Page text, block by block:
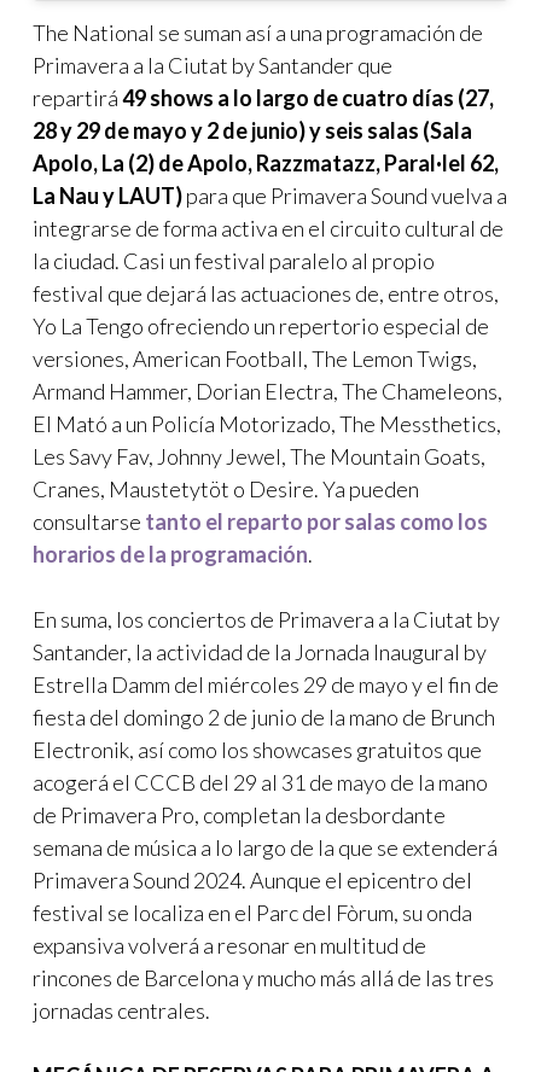
The National se suman así a una programación de
Primavera a la Ciutat by Santander que
repartirá49 shows a lo largo de cuatro días (27,
28 y 29 de mayo y 2 de junio) y seis salas (Sala
Apolo, La (2) de Apolo, Razzmatazz, Paral·lel 62,
La Nau y LAUT)para que Primavera Sound vuelva a
integrarse de forma activa en el circuito cultural de
la ciudad. Casi un festival paralelo al propio
festival que dejará las actuaciones de, entre otros,
Yo La Tengo ofreciendo un repertorio especial de
versiones, American Football, The Lemon Twigs,
Armand Hammer, Dorian Electra, The Chameleons,
El Mató a un Policía Motorizado, The Messthetics,
Les Savy Fav, Johnny Jewel, The Mountain Goats,
Cranes, Maustetytöt o Desire. Ya pueden
consultarse tanto el reparto por salas como los
horarios de la programación.
En suma, los conciertos de Primavera a la Ciutat by
Santander, la actividad de la Jornada Inaugural by
Estrella Damm del miércoles 29 de mayo y el fin de
fiesta del domingo 2 de junio de la mano de Brunch
Electronik, así como los showcases gratuitos que
acogerá el CCCB del 29 al 31 de mayo de la mano
de Primavera Pro, completan la desbordante
semana de música a lo largo de la que se extenderá
Primavera Sound 2024. Aunque el epicentro del
festival se localiza en el Parc del Fòrum, su onda
expansiva volverá a resonar en multitud de
rincones de Barcelona y mucho más allá de las tres
jornadas centrales.